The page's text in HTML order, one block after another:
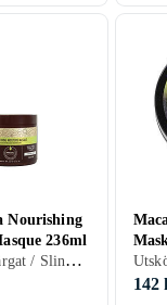
Nourishing
236ml
Normalt, Färgat / Slingat, Tunt/Fint, Ljust / Blonderat, Blandat, Grått / Vitt, Lockigt / Permanentat, Frissigt, Tjockt / Grovt, Fett hår, Skadat / Torrt hår, Mer volym, Återfuktande / Mjukgörande, Reparerande, Närande, 236 ml/g
142